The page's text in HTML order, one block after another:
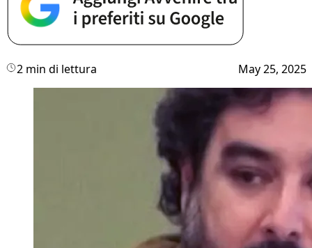
2 min di lettura May 25, 2025